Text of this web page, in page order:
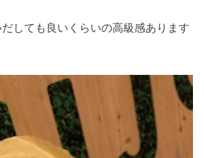
しても良いくらいの高級感あります